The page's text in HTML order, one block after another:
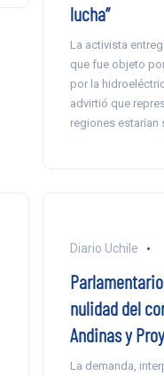
lucha”
La activista
que fue objeto
por la
advirtió que
regiones estarían
Diario Uchile
nulidad del
Andinas y
La demanda,